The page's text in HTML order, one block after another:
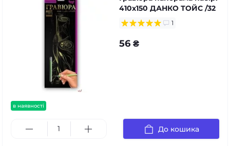
в наявності
410х150 ДАНКО ТОЙС /32
1
56 ₴
До кошика